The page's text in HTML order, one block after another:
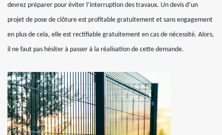
devrez préparer pour éviter l’interruption des travaux. Un devis d’un
projet de pose de clôture est profitable gratuitement et sans engagement
en plus de cela, elle est rectifiable gratuitement en cas de nécessité. Alors,
il ne faut pas hésiter à passer à la réalisation de cette demande.